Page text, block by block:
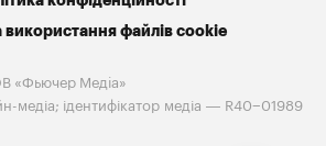
використання файлів cookie
«Фьючер Медiа»
медіа; ідентифікатор медіа — R40−01989